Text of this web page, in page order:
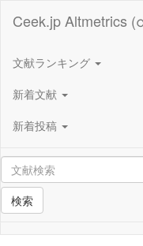
Ceek.jp Altmetrics
文献ランキング
新着文献
新着投稿
検索